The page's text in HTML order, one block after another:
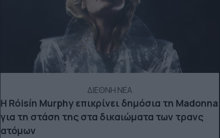
ΔΙΕΘΝΗ ΝΕΑ
Η Róisín Murphy επικρίνει δημόσια τη Madonna
για τη στάση της στα δικαιώματα των τρανς
ατόμων